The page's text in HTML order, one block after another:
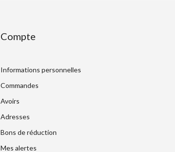
Compte
Informations personnelles
Commandes
Avoirs
Adresses
Bons de réduction
Mes alertes